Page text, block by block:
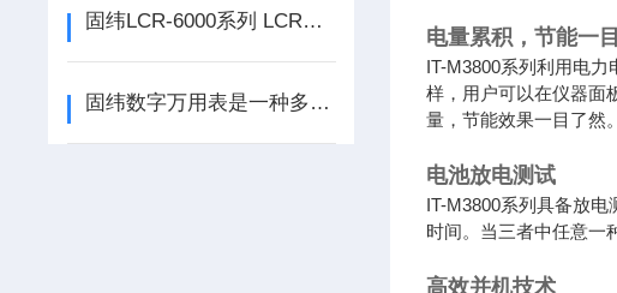
固纬LCR-6000系列 LCR测试仪的相关知识汇总
固纬数字万用表是一种多用途电子测量仪器
电量累积，节能一
IT-M3800系列利用电
样，用户可以在仪器面
量，节能效果一目了然
电池放电测试
IT-M3800系列具备放
时间。当三者中任意一
高效并机技术